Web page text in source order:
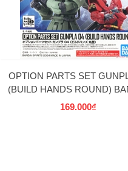
OPTION PARTS SET
(BUILD HANDS ROUND)
169.000₫